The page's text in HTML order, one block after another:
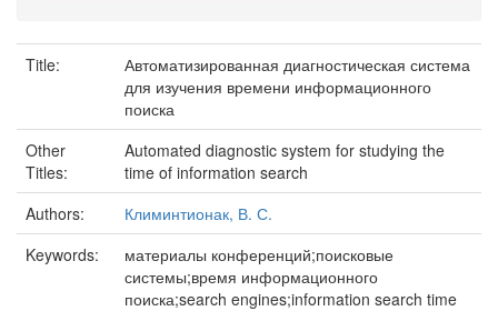
Title:
Автоматизированная диагностическая система
для изучения времени информационного
поиска
Other
Titles:
Automated diagnostic system for studying the
time of information search
Authors:
Климинтионак, В. С.
Keywords:
материалы конференций;поисковые
системы;время информационного
поиска;search engines;information search time